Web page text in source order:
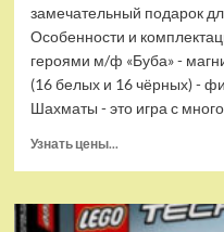
замечательный подарок
Особенности и
героями м/ф «Буба» -
(16 белых и 16 чёрных) -
Шахматы - это игра с
Узнать цены...
Шахматы
магнитные